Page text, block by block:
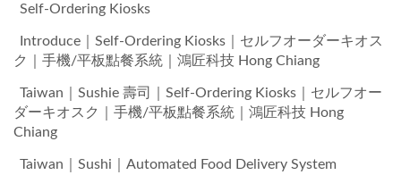
Self-Ordering Kiosks
Introduce｜Self-Ordering Kiosks｜セルフオーダーキオス
ク｜手機/平板點餐系統｜鴻匠科技 Hong Chiang
Taiwan｜Sushie 壽司｜Self-Ordering Kiosks｜セルフオー
ダーキオスク｜手機/平板點餐系統｜鴻匠科技 Hong
Chiang
Taiwan｜Sushi｜Automated Food Delivery System